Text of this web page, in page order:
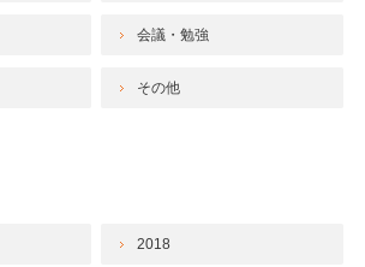
会議・勉強
その他
2018